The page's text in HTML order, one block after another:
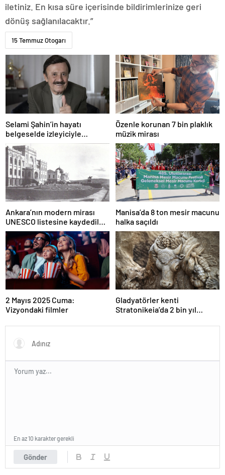
iletiniz. En kısa süre içerisinde bildirimlerinize geri
dönüş sağlanılacaktır.”
15 Temmuz Otogarı
Selami Şahin’in hayatı
belgeselde izleyiciyle
buluşacak
Özenle korunan 7 bin plaklık
müzik mirası
Ankara’nın modern mirası
UNESCO listesine kaydedildi;
Türkiye’nin listedeki varlık
sayısı 80 oldu
Manisa’da 8 ton mesir macunu
halka saçıldı
2 Mayıs 2025 Cuma:
Vizyondaki filmler
Gladyatörler kenti
Stratonikeia’da 2 bin yıl
bulundu
Gönder
En az 10 karakter gerekli